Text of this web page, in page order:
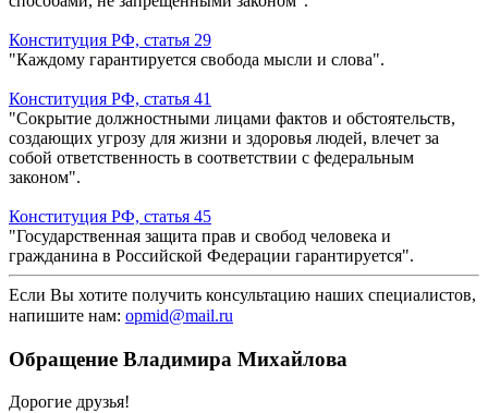
Конституция РФ, статья 29
"Каждому гарантируется свобода мысли и слова".
Конституция РФ, статья 41
"Сокрытие должностными лицами фактов и обстоятельств,
создающих угрозу для жизни и здоровья людей, влечет за
собой ответственность в соответствии с федеральным
законом".
Конституция РФ, статья 45
"Государственная защита прав и свобод человека и
гражданина в Российской Федерации гарантируется".
Если Вы хотите получить консультацию наших специалистов,
напишите нам: opmid@mail.ru
Обращение Владимира Михайлова
Дорогие друзья!